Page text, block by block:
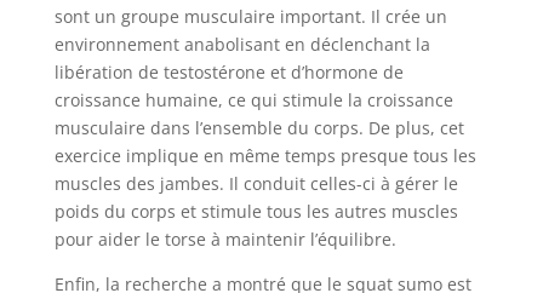
sont un groupe musculaire important. Il crée un
environnement anabolisant en déclenchant la
libération de testostérone et d’hormone de
croissance humaine, ce qui stimule la croissance
musculaire dans l’ensemble du corps. De plus, cet
exercice implique en même temps presque tous les
muscles des jambes. Il conduit celles-ci à gérer le
poids du corps et stimule tous les autres muscles
pour aider le torse à maintenir l’équilibre.
Enfin, la recherche a montré que le squat sumo est